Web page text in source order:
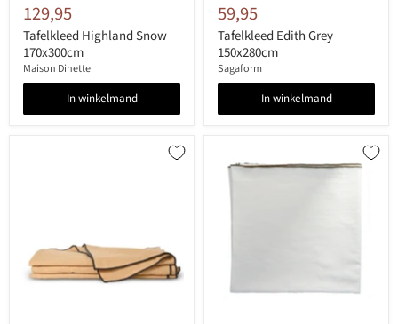
129,95
Tafelkleed Highland Snow
170x300cm
Maison Dinette
In winkelmand
59,95
Tafelkleed Edith Grey
150x280cm
Sagaform
In winkelmand